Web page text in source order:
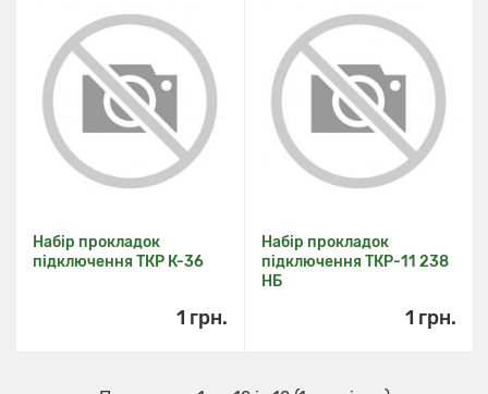
Набір прокладок
підключення ТКР К-36
1 грн.
Набір прокладок
підключення ТКР-11 238
НБ
1 грн.